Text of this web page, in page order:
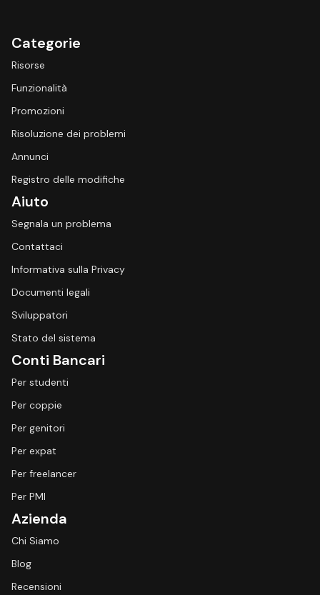
Categorie
Risorse
Funzionalità
Promozioni
Risoluzione dei problemi
Annunci
Registro delle modifiche
Aiuto
Segnala un problema
Contattaci
Informativa sulla Privacy
Documenti legali
Sviluppatori
Stato del sistema
Conti Bancari
Per studenti
Per coppie
Per genitori
Per expat
Per freelancer
Per PMI
Azienda
Chi Siamo
Blog
Recensioni